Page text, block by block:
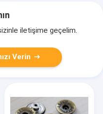
iletişime geçelim.
Verin